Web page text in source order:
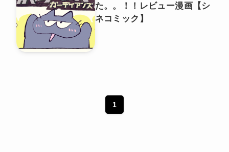
た。。！！レビュー漫画【シ
ネコミック】
1